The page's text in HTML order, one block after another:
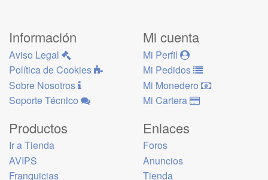
Información
Aviso Legal
Política de Cookies
Sobre Nosotros
Soporte Técnico
Mi cuenta
Mi Perfil
Mi Pedidos
Mi Monedero
Mi Cartera
Productos
Ir a Tienda
AVIPS
Franquicias
Enlaces
Foros
Anuncios
Tienda